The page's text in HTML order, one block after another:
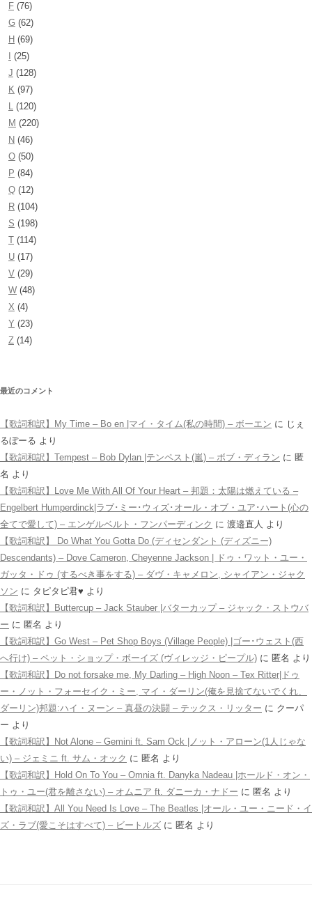
F (76)
G (62)
H (69)
(25)
J (128)
K (97)
L (120)
M (220)
N (46)
O (50)
P (84)
Q (12)
R (104)
S (198)
T (114)
U (17)
V (29)
W (48)
X (4)
Y (23)
Z (14)
最近のコメント
【歌詞和訳】My Time – Bo en |マイ・タイム(私の時間) – ボーエン に じぇ
るぼーる より
【歌詞和訳】Tempest – Bob Dylan |テンペスト(嵐) – ボブ・ディラン に 匿
名 より
【歌詞和訳】Love Me With All Of Your Heart – 邦題：太陽は燃えている –
Engelbert Humperdinck|ラブ･ミー･ウィズ･オール・オブ・ユア･ハート(心の
全てで愛して) – エンゲルベルト・フンパーディンク に 渡邉直人 より
【歌詞和訳】 Do What You Gotta Do (ディセンダント (ディズニー)
Descendants) – Dove Cameron, Cheyenne Jackson | ドゥ・ワット・ユー・
ガッタ・ドゥ (するべき事をする) – ダヴ・キャメロン, シャイアン・ジャク
ソン に タピタピ君♥️ より
【歌詞和訳】Buttercup – Jack Stauber |バターカップ – ジャック・ストウバ
ー に 匿名 より
【歌詞和訳】Go West – Pet Shop Boys (Village People) |ゴー･ウェスト(西
へ行け) – ペット・ショップ・ボーイズ (ヴィレッジ・ピープル) に 匿名 より
【歌詞和訳】Do not forsake me, My Darling – High Noon – Tex Ritter|ドゥ
ー・ノット・フォーセイク・ミー, マイ・ダーリン(俺を見捨てないでくれ、
ダーリン)邦題:ハイ・ヌーン – 真昼の決闘 – テックス・リッター に クーパ
ー より
【歌詞和訳】Not Alone – Gemini ft. Sam Ock |ノット・アローン(1人じゃな
い) – ジェミニ ft. サム・オック に 匿名 より
【歌詞和訳】Hold On To You – Omnia ft. Danyka Nadeau |ホールド・オン・
トゥ・ユー(君を離さない) – オムニア ft. ダニーカ・ナドー に 匿名 より
【歌詞和訳】All You Need Is Love – The Beatles |オール・ユー・ニード・イ
ズ・ラブ(愛こそはすべて) – ビートルズ に 匿名 より